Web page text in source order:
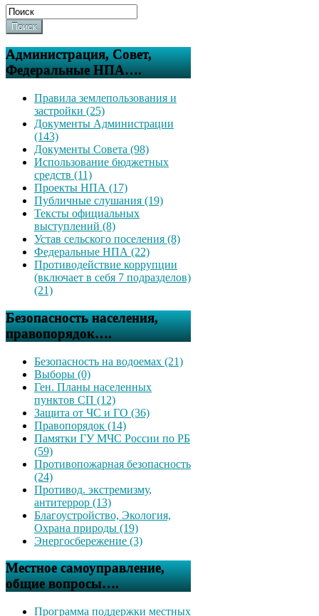
Поиск
Администрация, Совет,
Федеральные НПА….
Правила землепользования и
застройки (25)
Документы Администрации
(143)
Документы Совета (98)
Использование бюджетных
средств (11)
Проекты НПА (17)
Публичные слушания (19)
Тексты официальных
выступлений (8)
Устав сельского поселения (8)
Федеральные НПА (22)
Противодействие коррупции
(включает в себя 7 подразделов)
(21)
Безопасность населения,
правопорядок….
Безопасность на водоемах (21)
Выборы (0)
Ген. Планы населенных
пунктов СП (12)
Защита от ЧС и ГО (36)
Правопорядок (14)
Памятки ГУ МЧС России по РБ
(59)
Противопожарная безопасность
(24)
Противод. экстремизму,
антитеррор (13)
Благоустройство, Экология,
Охрана природы (19)
Энергосбережение (3)
Местное самоуправление,
общие вопросы….
Программа поддержки местных